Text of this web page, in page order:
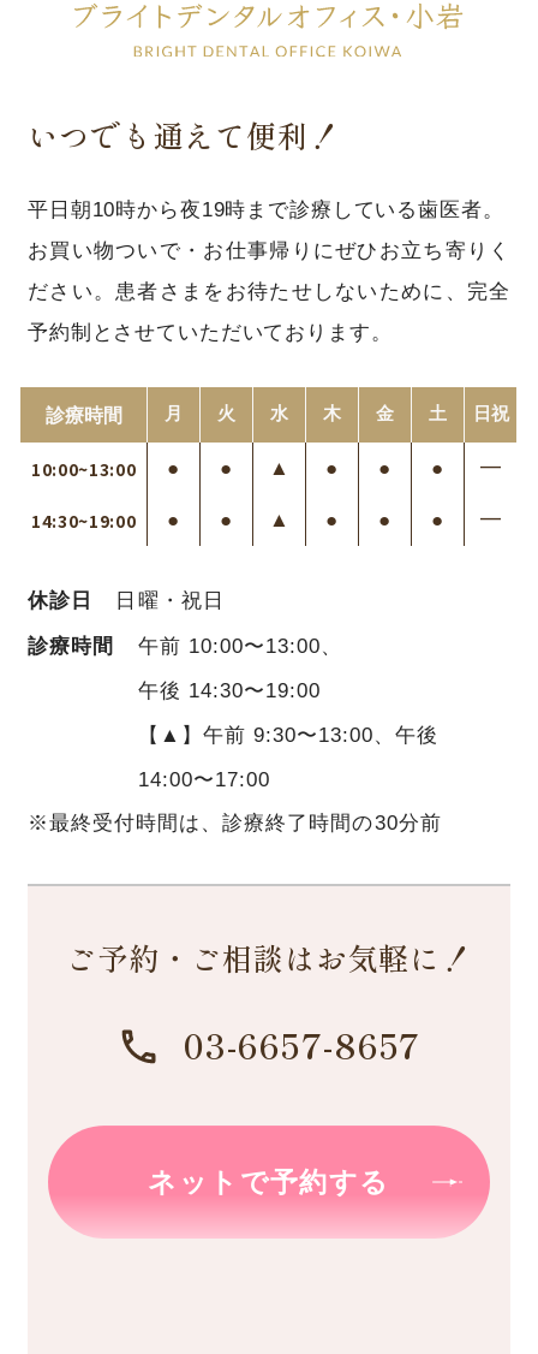
いつでも通えて便利！
平日朝10時から夜19時まで診療している歯医者。
お買い物ついで・お仕事帰りにぜひお立ち寄りく
ださい。 患者さまをお待たせしないために、完全
予約制とさせていただいております。
診療時間 月 火 水 木 金 土 日祝
10:00~13:00 ● ● ▲ ● ● ● ━
14:30~19:00 ● ● ▲ ● ● ● ━
休診日
日曜・祝日
診療時間
午前 10:00〜13:00、
午後 14:30〜19:00
【▲】午前 9:30〜13:00、午後
14:00〜17:00
※最終受付時間は、診療終了時間の30分前
ご予約・ご相談はお気軽に！
03-6657-8657
ネットで予約する